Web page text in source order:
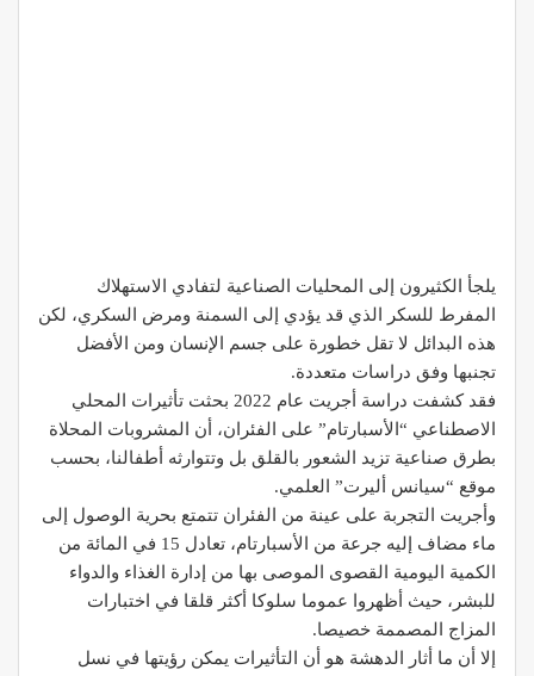
يلجأ الكثيرون إلى المحليات الصناعية لتفادي الاستهلاك
المفرط للسكر الذي قد يؤدي إلى السمنة ومرض السكري، لكن
هذه البدائل لا تقل خطورة على جسم الإنسان ومن الأفضل
تجنبها وفق دراسات متعددة.
فقد كشفت دراسة أجريت عام 2022 بحثت تأثيرات المحلي
الاصطناعي “الأسبارتام” على الفئران، أن المشروبات المحلاة
بطرق صناعية تزيد الشعور بالقلق بل وتتوارثه أطفالنا، بحسب
موقع “سيانس أليرت” العلمي.
وأجريت التجربة على عينة من الفئران تتمتع بحرية الوصول إلى
ماء مضاف إليه جرعة من الأسبارتام، تعادل 15 في المائة من
الكمية اليومية القصوى الموصى بها من إدارة الغذاء والدواء
للبشر، حيث أظهروا عموما سلوكا أكثر قلقا في اختبارات
المزاج المصممة خصيصا.
إلا أن ما أثار الدهشة هو أن التأثيرات يمكن رؤيتها في نسل